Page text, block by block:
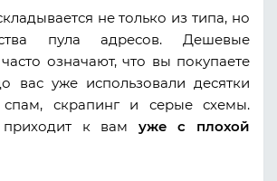
не только из типа, но
пула адресов. Дешевые
означают, что вы покупаете
вас уже использовали десятки
скрапинг и серые схемы.
к вам уже с плохой